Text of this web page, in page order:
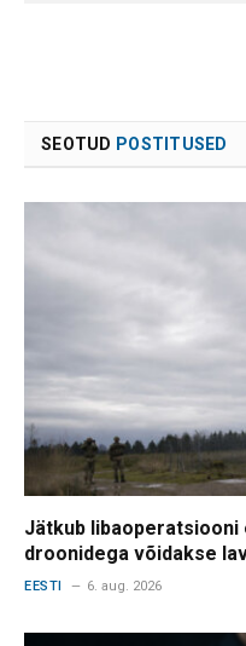
SEOTUD POSTITUSED
Jätkub
droonidega võidakse
EESTI 6. aug. 2026